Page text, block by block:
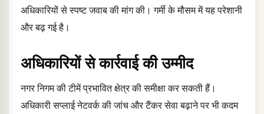
अधिकारियों से स्पष्ट जवाब की मांग की। गर्मी के मौसम में यह परेशानी
और बढ़ गई है।
अधिकारियों से कार्रवाई की उम्मीद
नगर निगम की टीमें प्रभावित क्षेत्र की समीक्षा कर सकती हैं।
अधिकारी सप्लाई नेटवर्क की जांच और टैंकर सेवा बढ़ाने पर भी कदम